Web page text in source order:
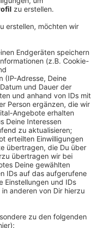
07:56
– also
den Anschluss-
in beiden
die Autobahn GmbH
Arbeiten für
unbedingt an
und Abstand halten
Brücke.
Auffahrten dicht:
Köln und in Bielstein
über die U40 und die